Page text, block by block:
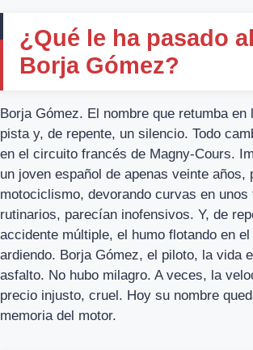
¿Qué le ha pasado
Borja Gómez?
Borja Gómez. El nombre que retumba en
pista y, de repente, un silencio. Todo
en el circuito francés de Magny-Cours.
un joven español de apenas veinte años,
motociclismo, devorando curvas en unos
rutinarios, parecían inofensivos. Y, de
accidente múltiple, el humo flotando en
ardiendo. Borja Gómez, el piloto, la vida
asfalto. No hubo milagro. A veces, la
precio injusto, cruel. Hoy su nombre
memoria del motor.